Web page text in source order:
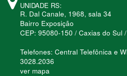
UNIDADE RS:
R. Dal Canale, 1968, sala 34
Bairro Exposição
CEP: 95080-150 / Caxias do Sul
Telefones: Central Telefônica e
3028.2036
ver mapa